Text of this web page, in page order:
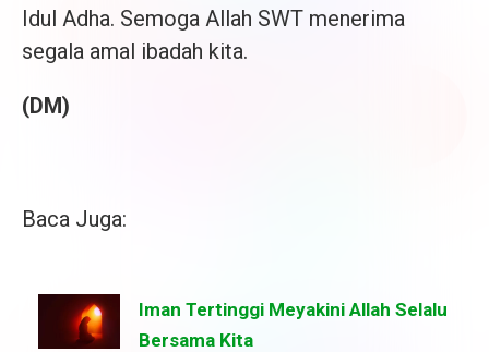
Idul Adha. Semoga Allah SWT menerima
segala amal ibadah kita.
(DM)
Baca Juga:
Iman Tertinggi Meyakini Allah Selalu
Bersama Kita